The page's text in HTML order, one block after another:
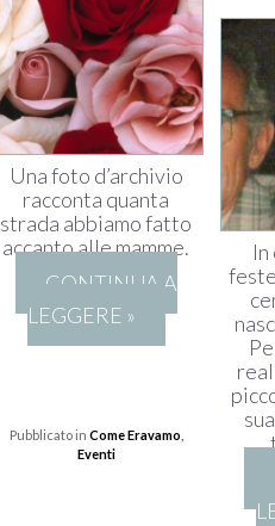
Una foto d’archivio
racconta quanta
strada abbiamo fatto
accanto alle mamme.
CONTINUA A
LEGGERE »
Pubblicato in Come Eravamo
Eventi